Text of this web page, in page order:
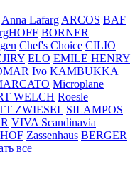
Anna Lafarg ARCOS BAF
BORNER
Chef's Choice CILIO
ELO EMILE HENRY
Ivo KAMBUKKA
Microplane
WELCH Roesle
ZWIESEL SILAMPOS
VIVA Scandinavia
Zassenhaus BERGER
все